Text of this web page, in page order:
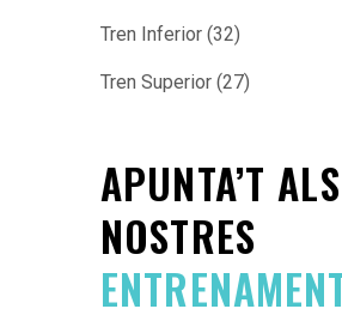
Tren Inferior (32)
Tren Superior (27)
APUNTA’T ALS
NOSTRES